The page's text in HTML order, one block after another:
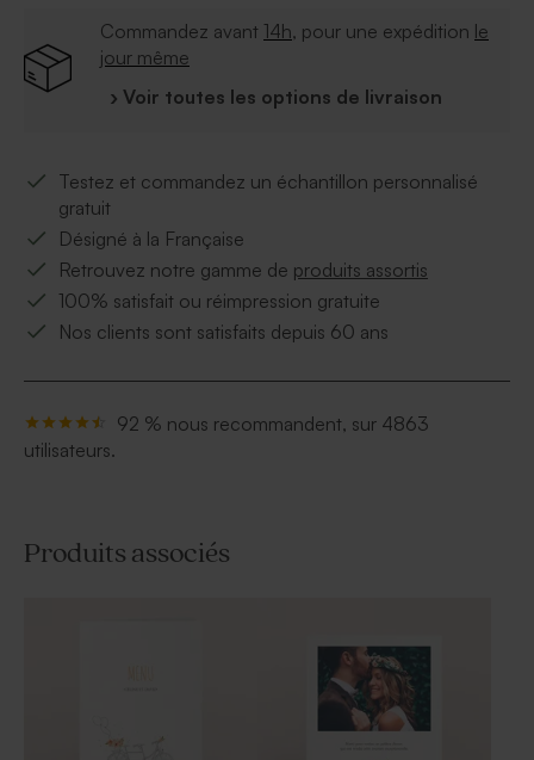
Commandez avant 14h, pour une expédition le
jour même
› Voir toutes les options de livraison
Testez et commandez un échantillon personnalisé
gratuit
Désigné à la Française
Retrouvez notre gamme de produits assortis
100% satisfait ou réimpression gratuite
Nos clients sont satisfaits depuis 60 ans
92 % nous recommandent, sur 4863
utilisateurs.
Produits associés